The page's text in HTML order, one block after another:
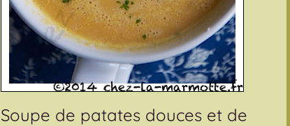
Soupe de patates douces et de